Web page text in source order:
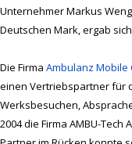
Unternehmer Markus
Deutschen Mark, ergab
Die Firma Ambulanz Mobile
einen Vertriebspartner für
Werksbesuchen,
2004 die Firma AMBU-